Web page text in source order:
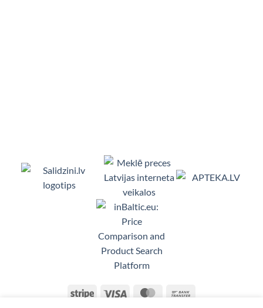
Viedpulksteņi, Makita, Ceļojumu
Stripe Visa MasterCard